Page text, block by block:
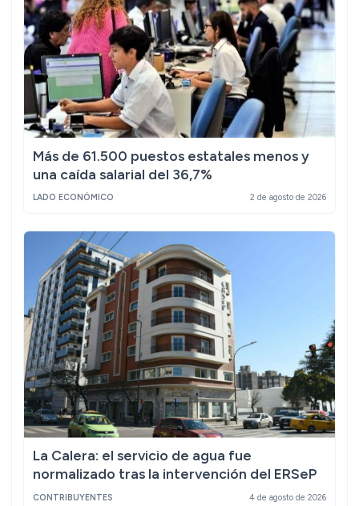
Más de 61.500 puestos estatales menos y
una caída salarial del 36,7%
LADO ECONÓMICO 2 de agosto de 2026
La Calera: el servicio de agua fue
normalizado tras la intervención del ERSeP
CONTRIBUYENTES 4 de agosto de 2026